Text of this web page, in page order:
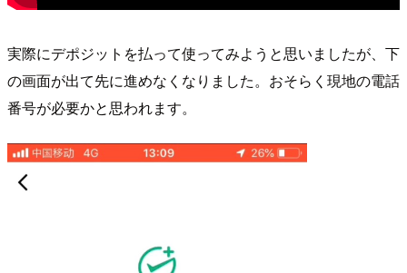
実際にデポジットを払って使ってみようと思いましたが、下
の画面が出て先に進めなくなりました。おそらく現地の電話
番号が必要かと思われます。